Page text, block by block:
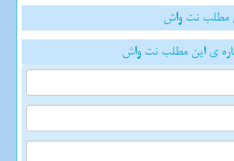
مطلب نت واش
ی این مطلب نت واش